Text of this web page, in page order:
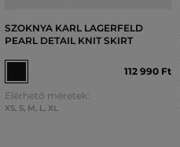
SZOKNYA KARL LAGERFELD
PEARL DETAIL KNIT SKIRT
112 990 Ft
Elérhető méretek:
XS, S, M, L, XL